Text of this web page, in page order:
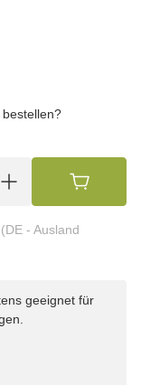
(DE - Ausland
geeignet für